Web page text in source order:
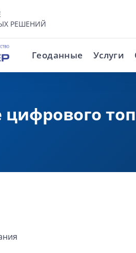
РЕШЕНИЙ
Геоданные Услуги
цифрового